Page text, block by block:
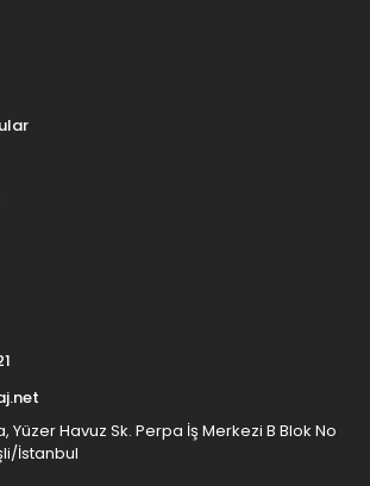
Yüzer Havuz Sk. Perpa İş Merkezi B Blok No
İstanbul